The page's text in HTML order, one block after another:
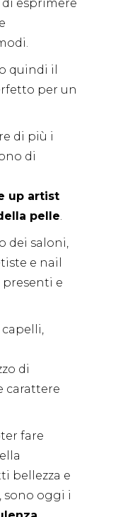
esprimere
quindi il
per un
di più i
di
up artist
pelle.
dei saloni,
e nail
e
di
carattere
fare
bellezza e
sono oggi i